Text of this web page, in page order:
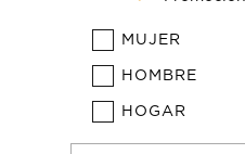
MUJER
HOMBRE
HOGAR